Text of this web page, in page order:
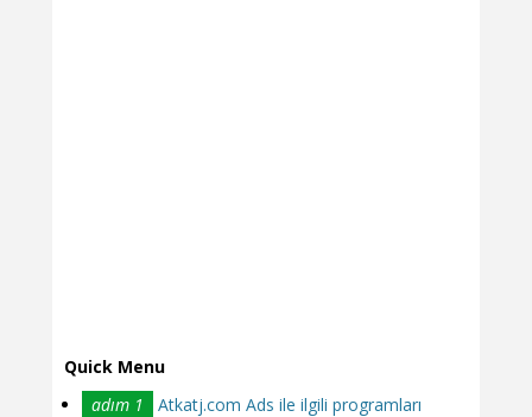
Quick Menu
adım 1
Atkatj.com Ads ile ilgili programları